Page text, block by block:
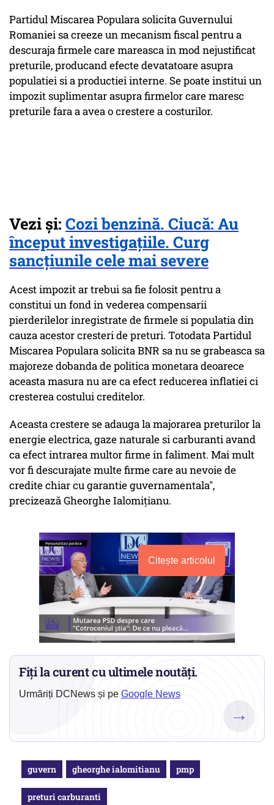
Partidul Miscarea Populara solicita Guvernului
Romaniei sa creeze un mecanism fiscal pentru a
descuraja firmele care mareasca in mod nejustificat
preturile, producand efecte devatatoare asupra
populatiei si a productiei interne. Se poate institui un
impozit suplimentar asupra firmelor care maresc
preturile fara a avea o crestere a costurilor.
Vezi și: Cozi benzină. Ciucă: Au
început investigațiile. Curg
sancțiunile cele mai severe
Acest impozit ar trebui sa fie folosit pentru a
constitui un fond in vederea compensarii
pierderilelor inregistrate de firmele si populatia din
cauza acestor cresteri de preturi. Totodata Partidul
Miscarea Populara solicita BNR sa nu se grabeasca sa
majoreze dobanda de politica monetara deoarece
aceasta masura nu are ca efect reducerea inflatiei ci
cresterea costului creditelor.
Aceasta crestere se adauga la majorarea preturilor la
energie electrica, gaze naturale si carburanti avand
ca efect intrarea multor firme in faliment. Mai mult
vor fi descurajate multe firme care au nevoie de
credite chiar cu garantie guvernamentala",
precizează Gheorghe Ialomițianu.
Citește articolul
Fiți la curent cu ultimele noutăți.
Urmăriți DCNews și pe Google News
→
guvern gheorghe ialomitianu pmp
preturi carburanti